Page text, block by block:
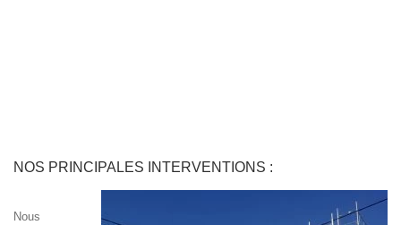
NOS PRINCIPALES INTERVENTIONS :
Nous